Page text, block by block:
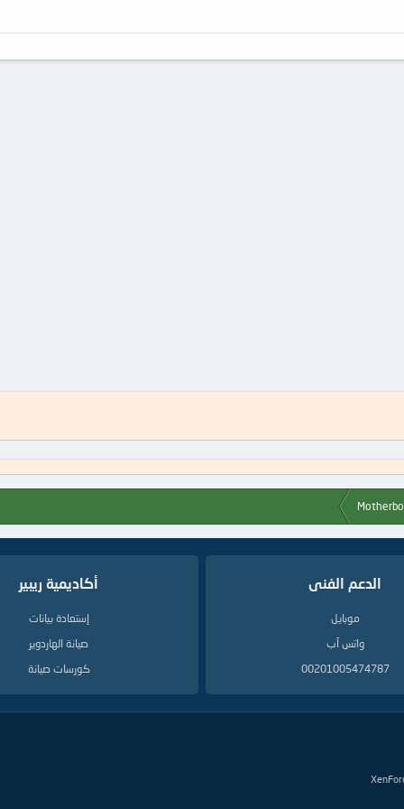
الدعم الفنى
موبايل
واتس آب
00201005474787
أكاديمية ريبير
إستعادة بيانات
صيانة الهاردوير
كورسات صيانة